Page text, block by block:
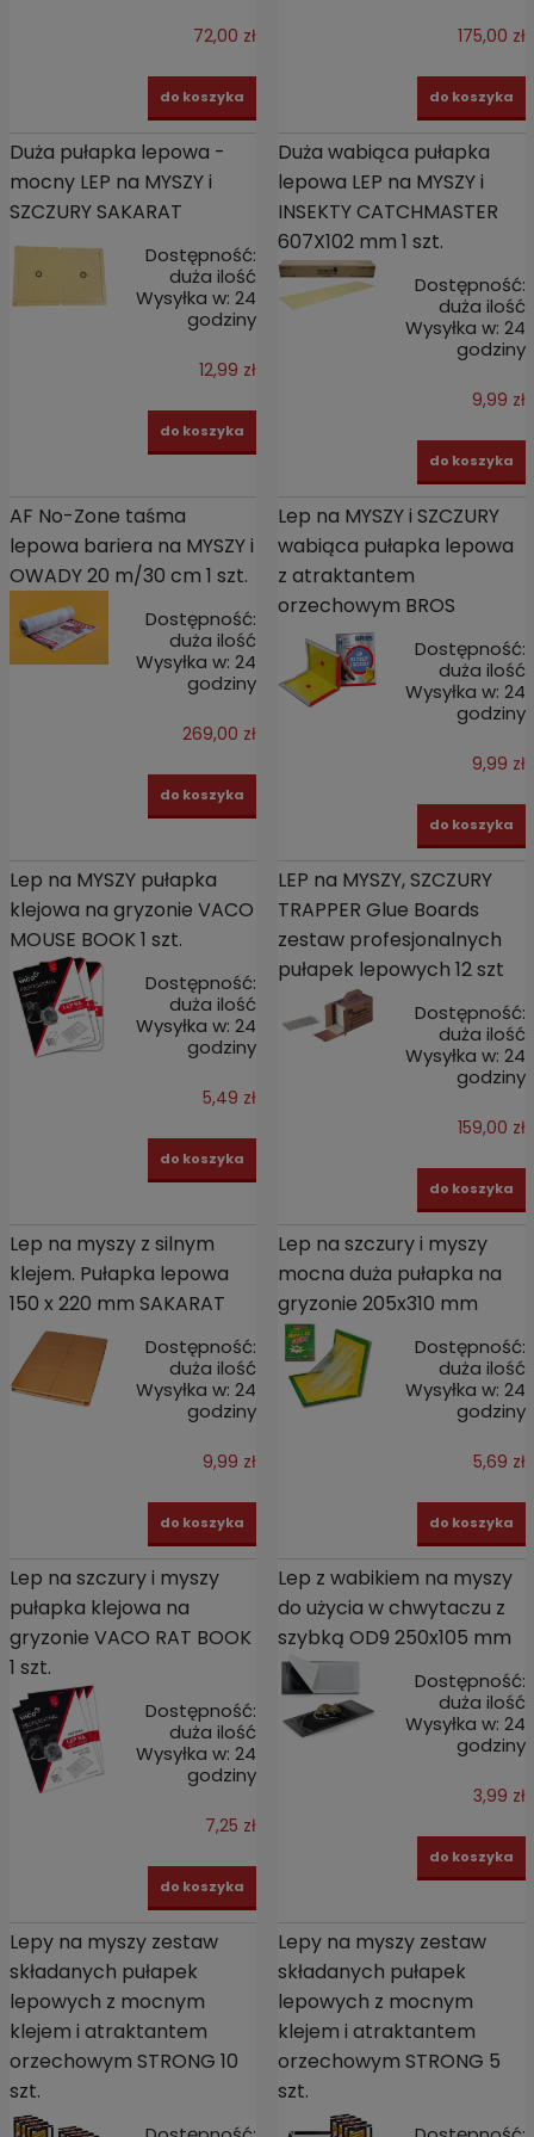
72,00 zł
do koszyka
175,00 zł
do koszyka
Duża pułapka lepowa -
mocny LEP na MYSZY i
SZCZURY SAKARAT
Dostępność:
duża ilość
Wysyłka w: 24
godziny
12,99 zł
do koszyka
Duża wabiąca pułapka
lepowa LEP na MYSZY i
INSEKTY CATCHMASTER
607X102 mm 1 szt.
Dostępność:
duża ilość
Wysyłka w: 24
godziny
9,99 zł
do koszyka
AF No-Zone taśma
lepowa bariera na MYSZY i
OWADY 20 m/30 cm 1 szt.
Dostępność:
duża ilość
Wysyłka w: 24
godziny
269,00 zł
do koszyka
Lep na MYSZY i SZCZURY
wabiąca pułapka lepowa
z atraktantem
orzechowym BROS
Dostępność:
duża ilość
Wysyłka w: 24
godziny
9,99 zł
do koszyka
Lep na MYSZY pułapka
klejowa na gryzonie VACO
MOUSE BOOK 1 szt.
Dostępność:
duża ilość
Wysyłka w: 24
godziny
5,49 zł
do koszyka
LEP na MYSZY, SZCZURY
TRAPPER Glue Boards
zestaw profesjonalnych
pułapek lepowych 12 szt
Dostępność:
duża ilość
Wysyłka w: 24
godziny
159,00 zł
do koszyka
Lep na myszy z silnym
klejem. Pułapka lepowa
150 x 220 mm SAKARAT
Dostępność:
duża ilość
Wysyłka w: 24
godziny
9,99 zł
do koszyka
Lep na szczury i myszy
mocna duża pułapka na
gryzonie 205x310 mm
Dostępność:
duża ilość
Wysyłka w: 24
godziny
5,69 zł
do koszyka
Lep na szczury i myszy
pułapka klejowa na
gryzonie VACO RAT BOOK
1 szt.
Dostępność:
duża ilość
Wysyłka w: 24
godziny
7,25 zł
do koszyka
Lep z wabikiem na myszy
do użycia w chwytaczu z
szybką OD9 250x105 mm
Dostępność:
duża ilość
Wysyłka w: 24
godziny
3,99 zł
do koszyka
Lepy na myszy zestaw
składanych pułapek
lepowych z mocnym
klejem i atraktantem
orzechowym STRONG 10
szt.
Lepy na myszy zestaw
składanych pułapek
lepowych z mocnym
klejem i atraktantem
orzechowym STRONG 5
szt.